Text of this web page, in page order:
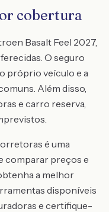
cobertura
Basalt Feel 2027,
O seguro
próprio veículo e a
Além disso,
e carro reserva,
é uma
comparar preços e
a melhor
disponíveis
e certifique-